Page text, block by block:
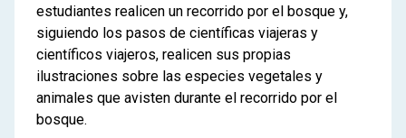
estudiantes realicen un recorrido por el bosque y,
siguiendo los pasos de científicas viajeras y
científicos viajeros, realicen sus propias
ilustraciones sobre las especies vegetales y
animales que avisten durante el recorrido por el
bosque.